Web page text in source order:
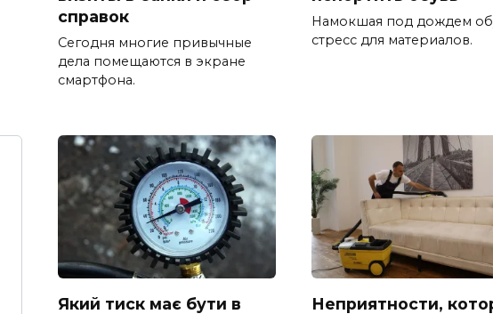
справок
Сегодня многие привычные
дела помещаются в экране
смартфона.
Намокшая под дождем
стресс для материалов.
Який тиск має бути в
Неприятности,